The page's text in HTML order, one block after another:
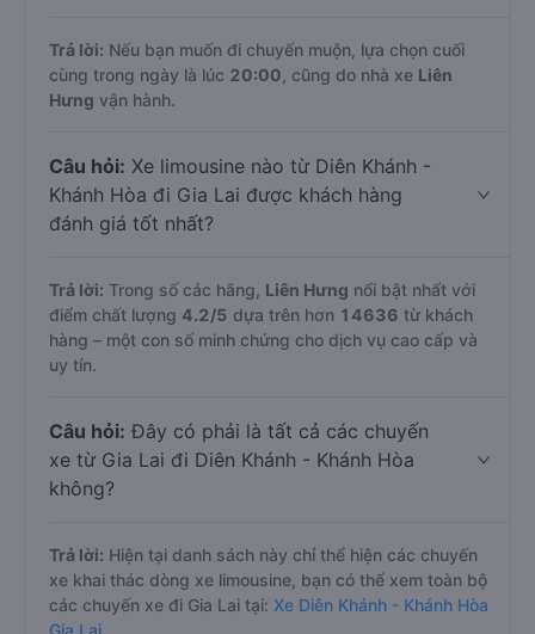
Trả lời: Nếu bạn muốn đi chuyến muộn, lựa chọn cuối
cùng trong ngày là lúc 20:00 , cũng do nhà xe Liên
Hưng vận hành.
Câu hỏi: Xe limousine nào từ Diên Khánh -
Khánh Hòa đi Gia Lai được khách hàng
đánh giá tốt nhất?
Trả lời: Trong số các hãng, Liên Hưng nổi bật nhất với
điểm chất lượng 4.2/5 dựa trên hơn 14636 từ khách
hàng – một con số minh chứng cho dịch vụ cao cấp và
uy tín.
Câu hỏi: Đây có phải là tất cả các chuyến
xe từ Gia Lai đi Diên Khánh - Khánh Hòa
không?
Trả lời: Hiện tại danh sách này chỉ thể hiện các chuyến
xe khai thác dòng xe limousine, bạn có thể xem toàn bộ
các chuyến xe đi Gia Lai tại: Xe Diên Khánh - Khánh Hòa
Gia Lai